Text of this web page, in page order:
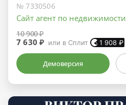
№ 7330506
Сайт агент по недвижимости
10 900 ₽
7 630 ₽ или в Сплит 1 908 ₽
Демоверсия